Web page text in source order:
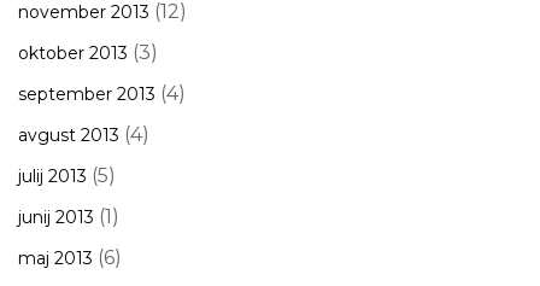
november 2013 (12)
oktober 2013 (3)
september 2013 (4)
avgust 2013 (4)
julij 2013 (5)
junij 2013 (1)
maj 2013 (6)